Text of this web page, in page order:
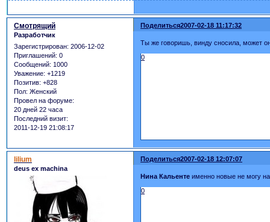
Поделиться2007-02-18 11:17:32
Смотрящий
Разработчик
Зарегистрирован: 2006-12-02
Приглашений: 0
Сообщений: 1000
Уважение: +1219
Позитив: +828
Пол: Женский
Провел на форуме:
20 дней 22 часа
Последний визит:
2011-12-19 21:08:17
Ты же говоришь, винду сносила, может
0
Поделиться2007-02-18 12:07:07
lilium
deus ex machina
Нина Кальенте именно новые не могу
0